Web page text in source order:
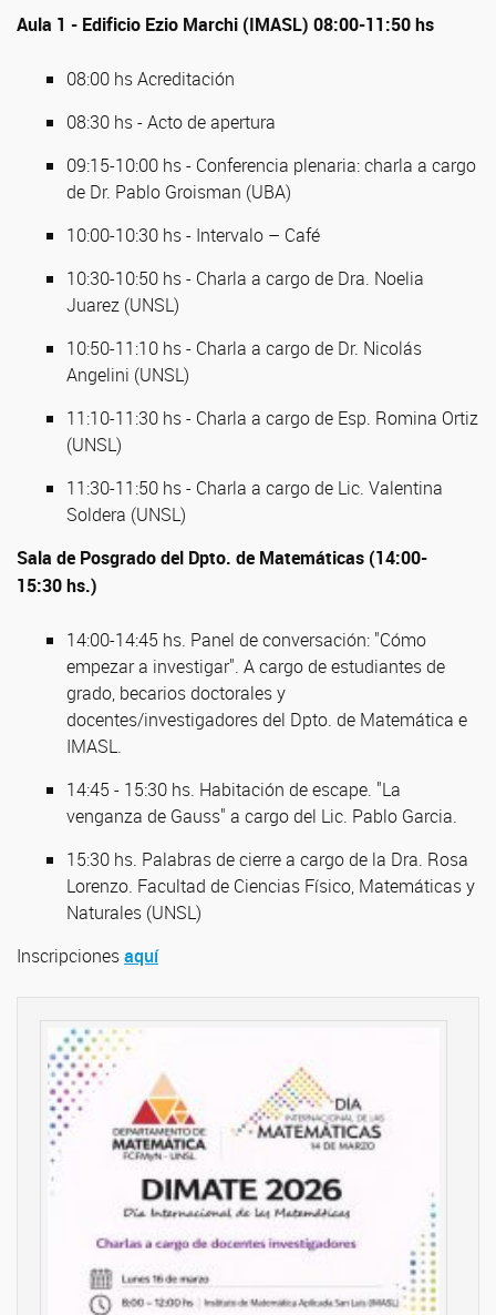
Aula 1 - Edificio Ezio Marchi (IMASL) 08:00-11:50 hs
08:00 hs Acreditación
08:30 hs - Acto de apertura
09:15-10:00 hs - Conferencia plenaria: charla a cargo
de Dr. Pablo Groisman (UBA)
10:00-10:30 hs - Intervalo – Café
10:30-10:50 hs - Charla a cargo de Dra. Noelia
Juarez (UNSL)
10:50-11:10 hs - Charla a cargo de Dr. Nicolás
Angelini (UNSL)
11:10-11:30 hs - Charla a cargo de Esp. Romina Ortiz
(UNSL)
11:30-11:50 hs - Charla a cargo de Lic. Valentina
Soldera (UNSL)
Sala de Posgrado del Dpto. de Matemáticas (14:00-
15:30 hs.)
14:00-14:45 hs. Panel de conversación: "Cómo
empezar a investigar". A cargo de estudiantes de
grado, becarios doctorales y
docentes/investigadores del Dpto. de Matemática e
IMASL.
14:45 - 15:30 hs. Habitación de escape. "La
venganza de Gauss" a cargo del Lic. Pablo Garcia.
15:30 hs. Palabras de cierre a cargo de la Dra. Rosa
Lorenzo. Facultad de Ciencias Físico, Matemáticas y
Naturales (UNSL)
Inscripcionesaquí